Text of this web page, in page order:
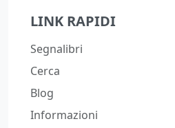
LINK RAPIDI
Segnalibri
Cerca
Blog
Informazioni